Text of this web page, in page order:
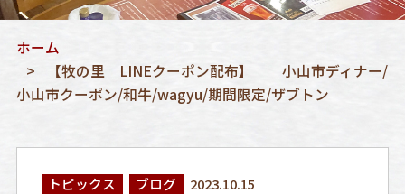
ホーム
【牧の里 LINEクーポン配布】 小山市ディナー/
小山市クーポン/和牛/wagyu/期間限定/ザブトン
トピックス ブログ 2023.10.15